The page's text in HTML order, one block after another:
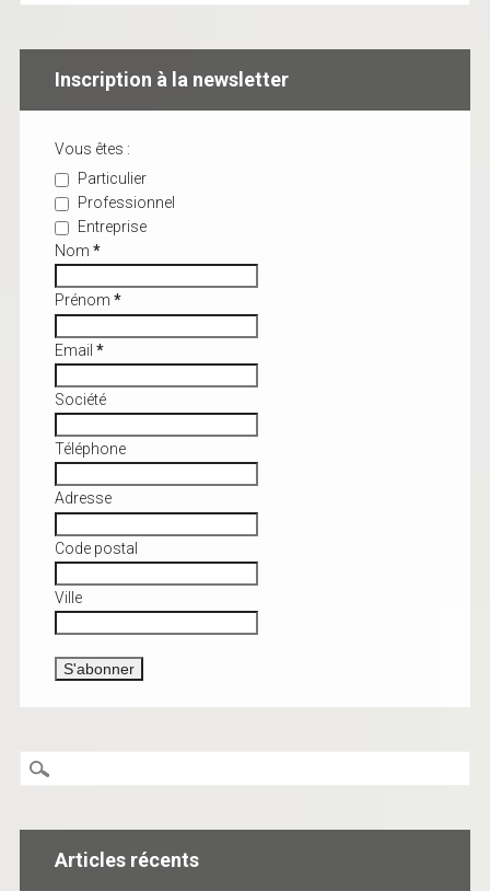
Inscription à la newsletter
Vous êtes :
Particulier
Professionnel
Entreprise
Nom *
Prénom *
Email *
Société
Téléphone
Adresse
Code postal
Ville
Articles récents